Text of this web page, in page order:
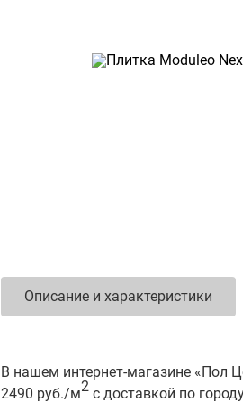
Описание и характеристики
В нашем интернет-магазине «Пол
2490 руб./м2 с доставкой по